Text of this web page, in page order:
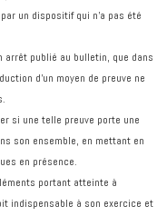
un dispositif qui n'a pas été
arrêt publié au bulletin, que dans
d'un moyen de preuve ne
si une telle preuve porte une
son ensemble, en mettant en
en présence.
portant atteinte à
indispensable à son exercice et